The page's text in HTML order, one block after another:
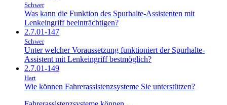
Schwer
Was kann die Funktion des Spurhalte-Assistenten mit
Lenkeingriff beeinträchtigen?
2.7.01-147
Schwer
Unter welcher Voraussetzung funktioniert der Spurhalte-
Assistent mit Lenkeingriff bestmöglich?
2.7.01-149
Hart
Wie können Fahrerassistenzsysteme Sie unterstützen?